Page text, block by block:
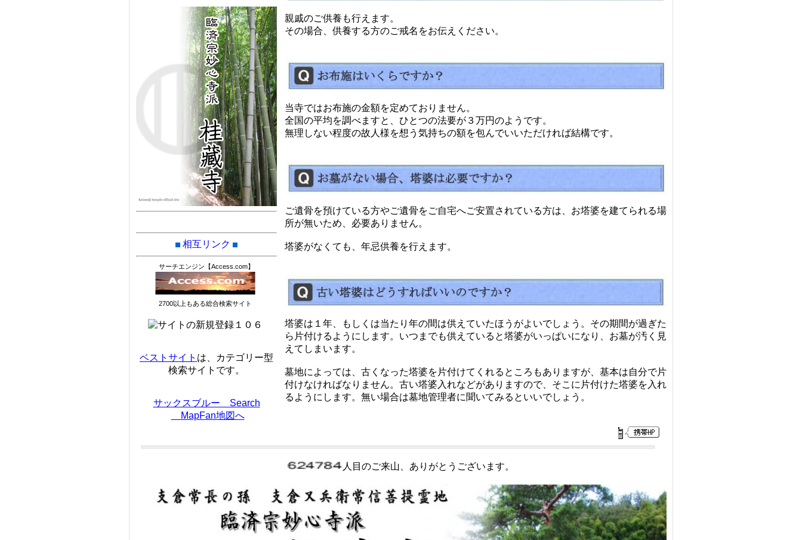
親戚のご供養も行えます。
その場合、供養する方のご戒名をお伝えください。
当寺ではお布施の金額を定めておりません。
全国の平均を調べますと、 ひとつの法要が３万円のようです。
無理しない程度の故人様を想う気持ちの額を包んでいいただければ結構です。
ご遺骨を預けている方やご遺骨をご自宅へご安置されている方は、お塔婆を建てられる場
所が無いため、必要ありません。
塔婆がなくても、年忌供養を行えます。
塔婆は１年、もしくは当たり年の間は供えていたほうがよいでしょう。その期間が過ぎた
ら片付けるようにします。 いつまでも供えていると塔婆がいっぱいになり、 お墓が汚く見
えてしまいます。
墓地によっては、古くなった塔婆を片付けてくれるところもありますが、基本は自分で片
付けなければなりません。 古い塔婆入れなどがありますので、そこに片付けた塔婆を 入れ
るようにします。無い場合は墓地管理者に聞いてみると いいでしょう。
相互リンク
サーチエンジン【Access.com】
2700以上もある総合検索サイト
ベストサイト は、カテゴリー型
検索サイトです。
サックスブルー Search
MapFan地図へ
人目のご来山、ありがとうございます。